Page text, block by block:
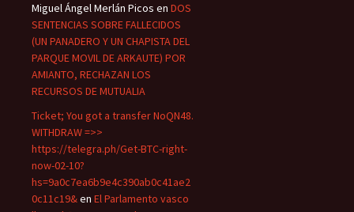
Miguel Ángel Merlán Picos en DOS
SENTENCIAS SOBRE FALLECIDOS
(UN PANADERO Y UN CHAPISTA DEL
PARQUE MOVIL DE ARKAUTE) POR
AMIANTO, RECHAZAN LOS
RECURSOS DE MUTUALIA
Ticket; You got a transfer NoQN48.
WITHDRAW =>>
https://telegra.ph/Get-BTC-right-
now-02-10?
hs=9a0c7ea6b9e4c390ab0c41ae2
0c11c19&en El Parlamento vasco